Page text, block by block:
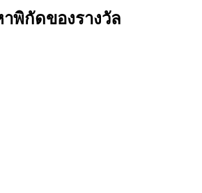
พิกัดของรางวัล